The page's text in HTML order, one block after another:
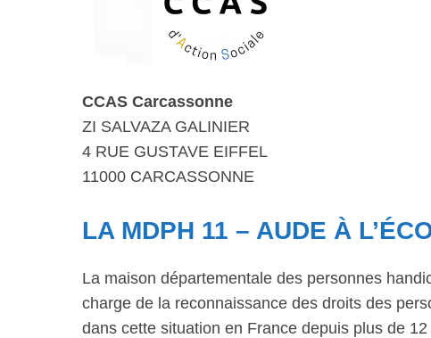
CCAS Carcassonne
ZI SALVAZA GALINIER
4 RUE GUSTAVE EIFFEL
11000 CARCASSONNE
LA MDPH 11 – AUDE À
La maison départementale des personnes
charge de la reconnaissance des droits des
dans cette situation en France depuis plus de